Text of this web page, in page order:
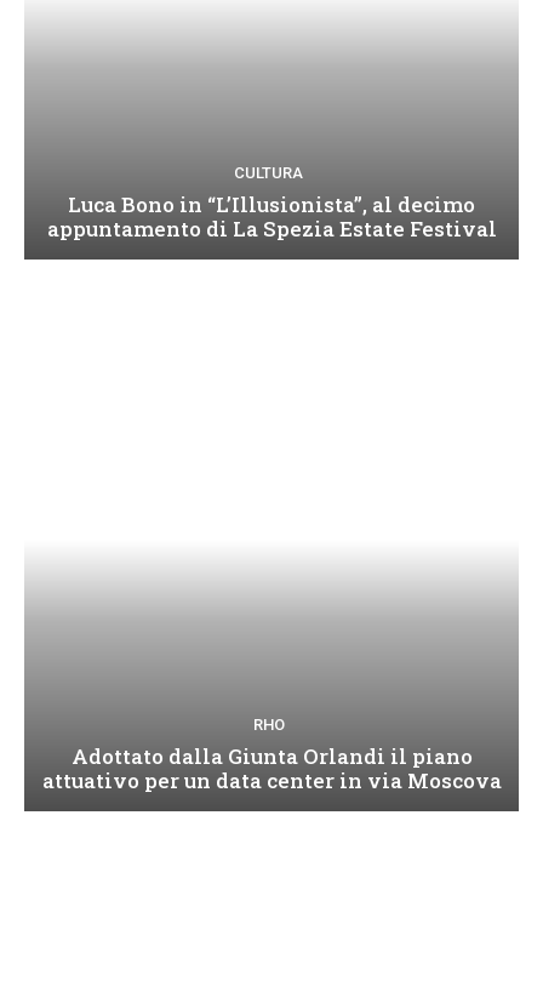
CULTURA
Luca Bono in “L’Illusionista”, al decimo
appuntamento di La Spezia Estate Festival
RHO
Adottato dalla Giunta Orlandi il piano
attuativo per un data center in via Moscova